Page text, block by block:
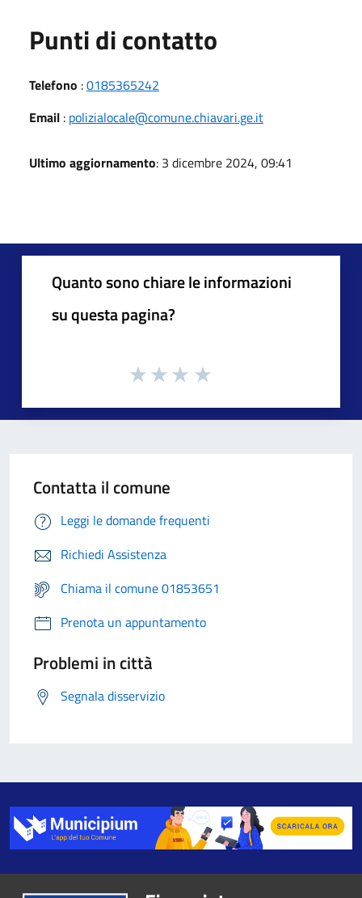
Punti di contatto
Telefono :0185365242
Email : polizialocale@comune.chiavari.ge.it
Ultimo aggiornamento: 3 dicembre 2024, 09:41
Quanto sono chiare le informazioni
su questa pagina?
Contatta il comune
Leggi le domande frequenti
Richiedi Assistenza
Chiama il comune 01853651
Prenota un appuntamento
Problemi in città
Segnala disservizio